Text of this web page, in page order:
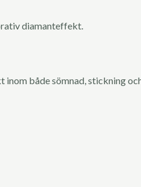
diamanteffekt.
både sömnad, stickning